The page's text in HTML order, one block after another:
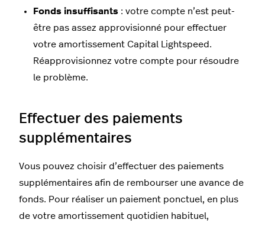
Fonds insuffisants : votre compte n’est peut-
être pas assez approvisionné pour effectuer
votre amortissement Capital Lightspeed.
Réapprovisionnez votre compte pour résoudre
le problème.
Effectuer des paiements
supplémentaires
Vous pouvez choisir d’effectuer des paiements
supplémentaires afin de rembourser une avance de
fonds. Pour réaliser un paiement ponctuel, en plus
de votre amortissement quotidien habituel,